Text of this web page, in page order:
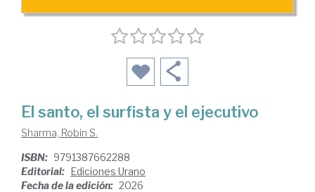
El santo, el surfista y el ejecutivo
Sharma, Robin S.
ISBN: 9791387662288
Editorial: Ediciones Urano
Fecha de la edición: 2026